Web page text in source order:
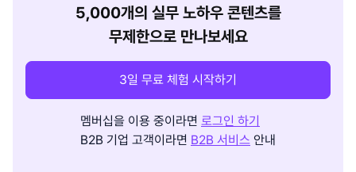
5,000개의 실무 노하우 콘텐츠를
무제한으로 만나보세요
3일 무료 체험 시작하기
멤버십을 이용 중이라면 로그인 하기
B2B 기업 고객이라면 B2B 서비스 안내